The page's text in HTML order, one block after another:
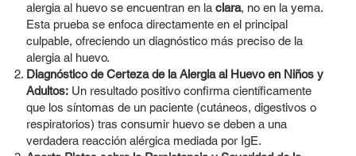
alergia al huevo se encuentran en la clara, no en la yema.
Esta prueba se enfoca directamente en el principal
culpable, ofreciendo un diagnóstico más preciso de la
alergia al huevo.
Diagnóstico de Certeza de la Alergia al Huevo en Niños y
Adultos:Un resultado positivo confirma científicamente
que los síntomas de un paciente (cutáneos, digestivos o
respiratorios) tras consumir huevo se deben a una
verdadera reacción alérgica mediada por IgE.